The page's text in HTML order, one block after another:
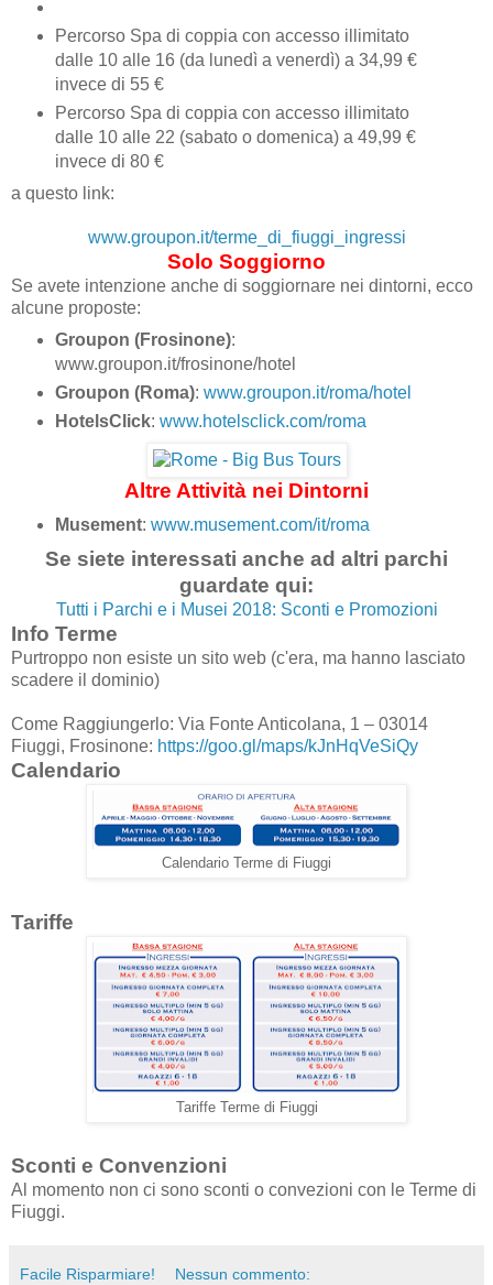
Percorso Spa di coppia con accesso illimitato
dalle 10 alle 16 (da lunedì a venerdì) a 34,99 €
invece di 55 €
Percorso Spa di coppia con accesso illimitato
dalle 10 alle 22 (sabato o domenica) a 49,99 €
invece di 80 €
a questo link:
www.groupon.it/terme_di_fiuggi_ingressi
Solo Soggiorno
Se avete intenzione anche di soggiornare nei dintorni, ecco
alcune proposte:
Groupon (Frosinone):
www.groupon.it/frosinone/hotel
Groupon (Roma): www.groupon.it/roma/hotel
HotelsClick: www.hotelsclick.com/roma
Altre Attività nei Dintorni
Musement: www.musement.com/it/roma
Se siete interessati anche ad altri parchi
guardate qui:
Tutti i Parchi e i Musei 2018: Sconti e Promozioni
Info Terme
Purtroppo non esiste un sito web (c'era, ma hanno lasciato
scadere il dominio)
Come Raggiungerlo: Via Fonte Anticolana, 1 – 03014
Fiuggi, Frosinone: https://goo.gl/maps/kJnHqVeSiQy
Calendario
Calendario Terme di Fiuggi
Tariffe
Tariffe Terme di Fiuggi
Sconti e Convenzioni
Al momento non ci sono sconti o convezioni con le Terme di
Fiuggi.
Facile Risparmiare! Nessun commento: